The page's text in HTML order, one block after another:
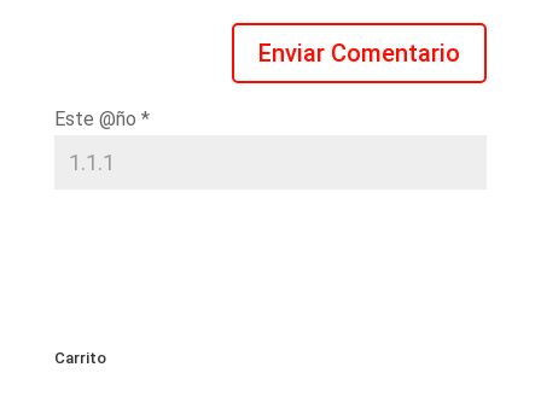
Este @ño *
Carrito